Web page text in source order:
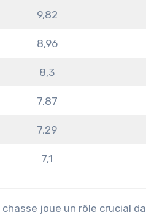
9,82
8,96
8,3
7,87
7,29
7,1
joue un rôle crucial